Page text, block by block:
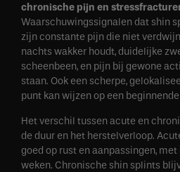
chronische pijn en
Waarschuwingssignalen dat shin
zijn constante pijn die niet
nachts wakker houdt, duidelijke
scheenbeen, en pijn bij gewone
staan. Ook een scherpe,
punt kan wijzen op een
Het verschil tussen acute en
de duur en het herstelverloop.
goed op rust en aanpassingen,
weken. Chronische shin splints